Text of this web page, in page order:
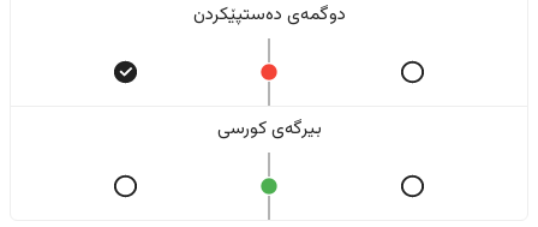
دوگمەی دەستپێکردن
بیرگەی کورسی